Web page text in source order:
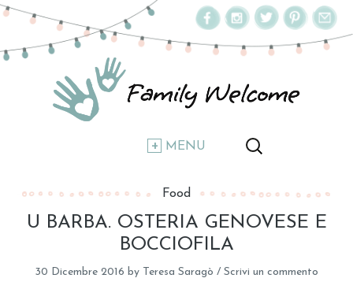
MENU
Food
U BARBA. OSTERIA GENOVESE E
BOCCIOFILA
30 Dicembre 2016 by Teresa Saragò / Scrivi un commento